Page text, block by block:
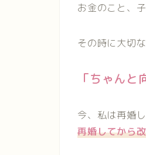
お金のこと、
その時に大切
「ちゃんと
今、私は再婚
再婚してから